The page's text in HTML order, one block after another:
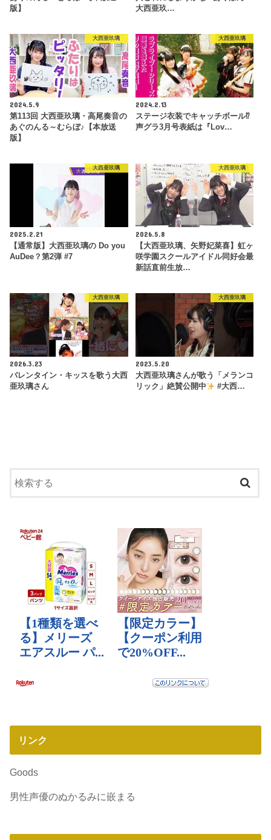
版】
大西亜玖…
大西亜玖璃
2024.5.9
第113回 大西亜玖璃・高尾奏音の
あぐのんる～むらぼ♪【本放送
版】
大西亜玖璃
2024.2.13
ステージ衣装でキャッチボール⁉
声グラ3月号表紙は『Lov…
大西亜玖璃
2025.2.21
【通常版】大西亜玖璃の Do you
AuDee？第2弾 #7
大西亜玖璃
2026.5.8
【大西亜玖璃、矢野妃菜喜】虹ヶ
咲学園スクールアイドル同好会最
新話直前生放…
大西亜玖璃
2026.3.23
バレンタイン・キッスを歌う大西
亜玖璃さん
大西亜玖璃
2023.5.20
大西亜玖璃さんが歌う「メランコ
リック」絶賛公開中
#大西…
リンク
Goods
男性声優のぬかるみに嵌まる